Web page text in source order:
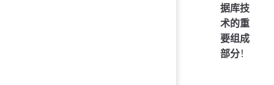
据库技
术的重
要组成
部分！